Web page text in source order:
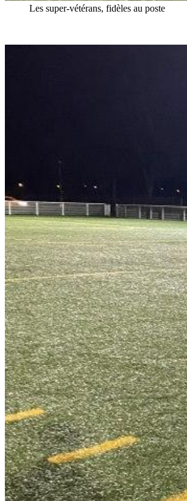
Les super-vétérans, fidèles au poste